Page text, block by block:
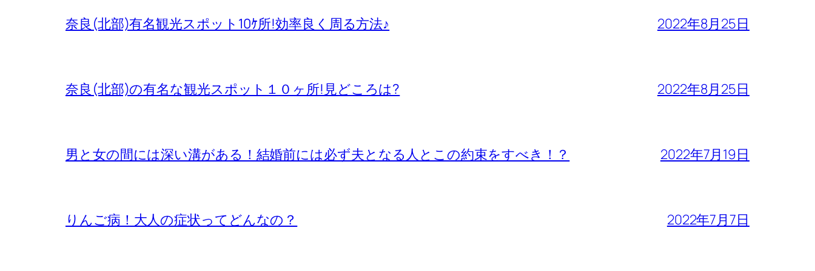
奈良(北部)有名観光スポット10ｹ所!効率良く周る方法♪ 2022年8月25日
奈良(北部)の有名な観光スポット１０ヶ所!見どころは? 2022年8月25日
男と女の間には深い溝がある！結婚前には必ず夫となる人とこの約束をすべき！？ 2022年7月19日
りんご病！大人の症状ってどんなの？ 2022年7月7日